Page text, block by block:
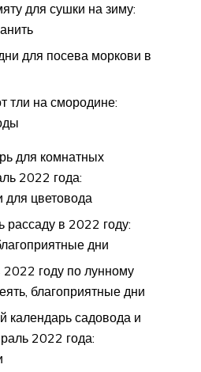
для сушки на зиму:
для посева моркови в
тли на смородине:
для комнатных
2022 года:
для цветовода
рассаду в 2022 году:
дни
году по лунному
благоприятные дни
календарь садовода и
2022 года: